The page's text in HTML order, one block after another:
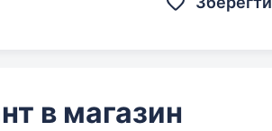
в магазин